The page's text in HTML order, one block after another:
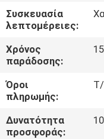
ΕΛΆΤΕ
ΣΕ
ΕΠΑΦΉ
ΜΕ
Συσκευασία
λεπτομέρειες:
Χρόνος
παράδοσης:
Όροι
πληρωμής:
Δυνατότητα
προσφοράς: